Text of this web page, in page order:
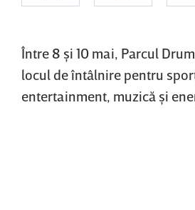
Între 8 şi 10 mai, Parcul
locul de întâlnire pentru
entertainment, muzică şi